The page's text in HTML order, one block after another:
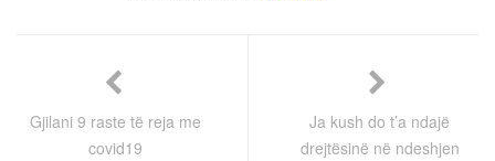
Gjilani 9 raste të reja me
covid19
Ja kush do t’a ndajë
drejtësinë në ndeshjen